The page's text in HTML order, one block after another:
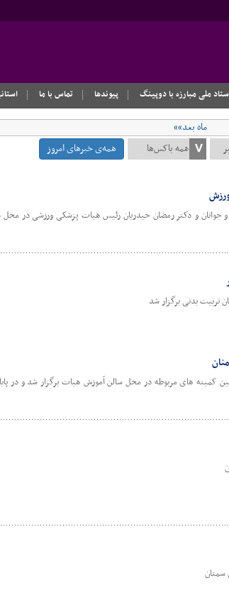
ستاد ملی مبارزه با دوپینگ پیوندها تماس با ما
ماه بعد»»
همه‌ی خبرهای امروز
و دکتر رمضان حیدریان رئیس هیات پزشکی ورزشی در محل
تربیت بدنی برگزار شد
کمیته های مربوطه در محل سالن آموزش هیات برگزار شد و در
سمنان